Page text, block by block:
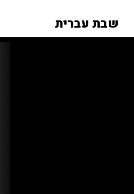
שבת עברית